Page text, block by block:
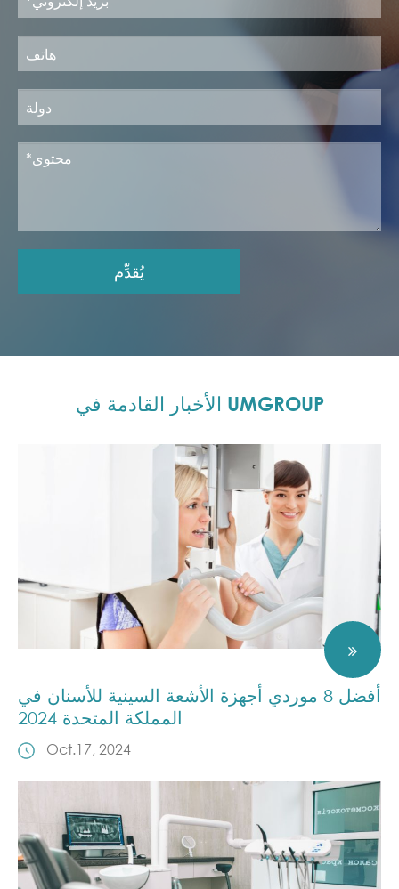
يُقدِّم
الأخبار القادمة في UMGROUP
أفضل 8 موردي أجهزة الأشعة السينية للأسنان في
المملكة المتحدة 2024
Oct.17, 2024